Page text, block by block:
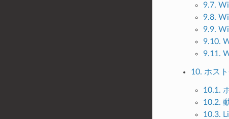
9.7.
9.8.
9.9.
9.10.
9.11.
10. ホス
10.1.
10.2.
10.3.